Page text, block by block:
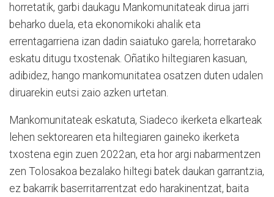
horretatik, garbi daukagu Mankomunitateak dirua jarri
beharko duela, eta ekonomikoki ahalik eta
errentagarriena izan dadin saiatuko garela; horretarako
eskatu ditugu txostenak. Oñatiko hiltegiaren kasuan,
adibidez, hango mankomunitatea osatzen duten udalen
diruarekin eutsi zaio azken urtetan.
Mankomunitateak eskatuta, Siadeco ikerketa elkarteak
lehen sektorearen eta hiltegiaren gaineko ikerketa
txostena egin zuen 2022an, eta hor argi nabarmentzen
zen Tolosakoa bezalako hiltegi batek daukan garrantzia,
ez bakarrik baserritarrentzat edo harakinentzat, baita